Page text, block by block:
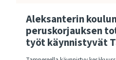
Aleksanterin
peruskorjauksen
työt käynnistyvät